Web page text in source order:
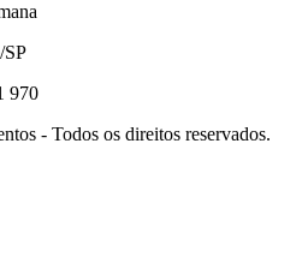
SP
970
- Todos os direitos reservados.